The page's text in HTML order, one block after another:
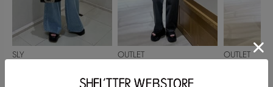
SLY
OUTLET
166cm
OUTLET